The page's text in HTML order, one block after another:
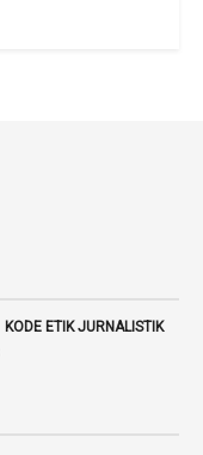
KODE ETIK JURNALISTIK